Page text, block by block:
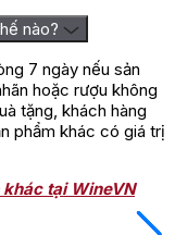
nào?
7 ngày nếu sản
hoặc rượu không
tặng, khách hàng
phẩm khác có giá trị
tại WineVN